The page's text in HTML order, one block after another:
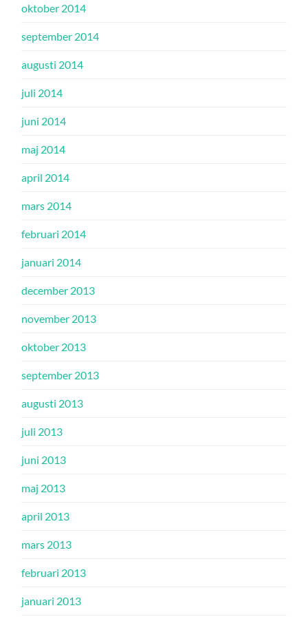
oktober 2014
september 2014
augusti 2014
juli 2014
juni 2014
maj 2014
april 2014
mars 2014
februari 2014
januari 2014
december 2013
november 2013
oktober 2013
september 2013
augusti 2013
juli 2013
juni 2013
maj 2013
april 2013
mars 2013
februari 2013
januari 2013